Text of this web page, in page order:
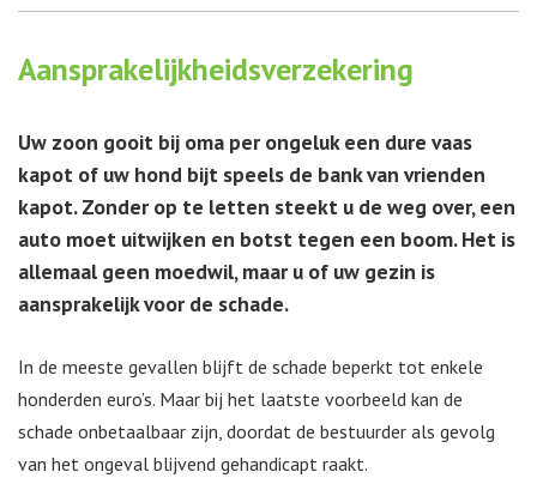
Aansprakelijkheidsverzekering
Uw zoon gooit bij oma per ongeluk een dure vaas
kapot of uw hond bijt speels de bank van vrienden
kapot. Zonder op te letten steekt u de weg over, een
auto moet uitwijken en botst tegen een boom. Het is
allemaal geen moedwil, maar u of uw gezin is
aansprakelijk voor de schade.
In de meeste gevallen blijft de schade beperkt tot enkele
honderden euro’s. Maar bij het laatste voorbeeld kan de
schade onbetaalbaar zijn, doordat de bestuurder als gevolg
van het ongeval blijvend gehandicapt raakt.